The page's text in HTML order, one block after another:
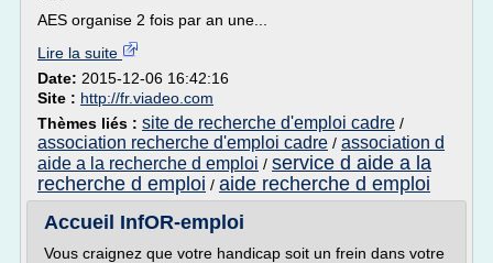
AES organise 2 fois par an une...
Lire la suite
Date: 2015-12-06 16:42:16
Site : http://fr.viadeo.com
Thèmes liés : site de recherche d'emploi cadre /
association recherche d'emploi cadre / association d
aide a la recherche d emploi / service d aide a la
recherche d emploi / aide recherche d emploi
Accueil InfOR-emploi
Vous craignez que votre handicap soit un frein dans votre